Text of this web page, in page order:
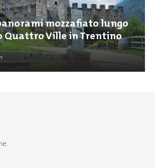
mozzafiato lungo
Ville in Trentino